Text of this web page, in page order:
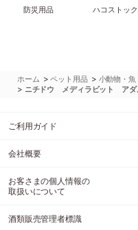
防災用品 ハコストック
ホーム >ペット用品 > 小動物・魚
> ニチドウ メディラビット ア
ご利用ガイド
会社概要
お客さまの個人情報の
取扱いについて
酒類販売管理者標識